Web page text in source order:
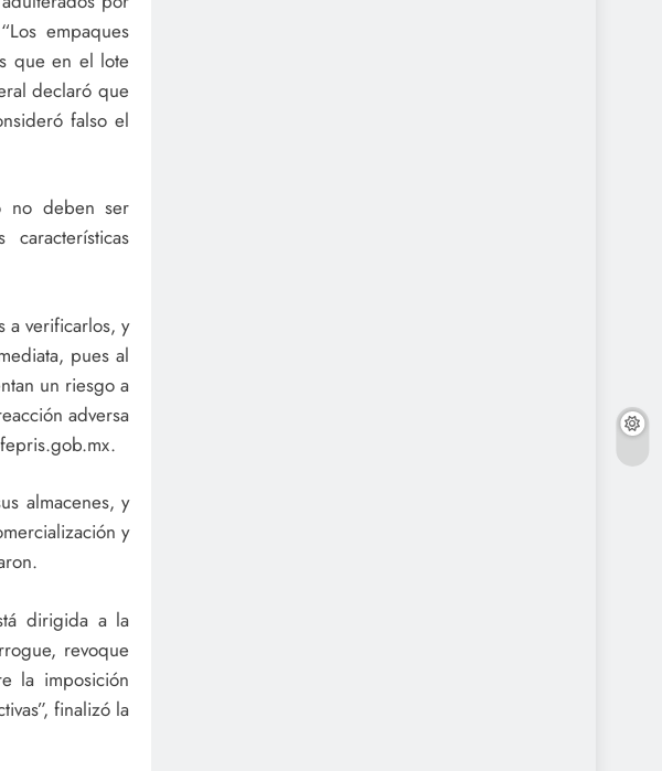
empaques
que en el lote
declaró que
falso el
no deben ser
a verificarlos, y
pues al
un riesgo a
adversa
almacenes, y
y
dirigida a la
revoque
la imposición
finalizó la